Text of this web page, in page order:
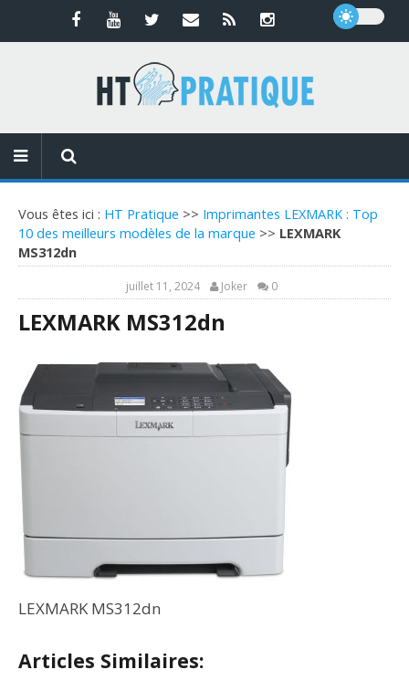
Vous êtes ici : HT Pratique >> Imprimantes LEXMARK : Top
10 des meilleurs modèles de la marque >> LEXMARK
MS312dn
juillet 11, 2024 Joker 0
LEXMARK MS312dn
LEXMARK MS312dn
Articles Similaires: